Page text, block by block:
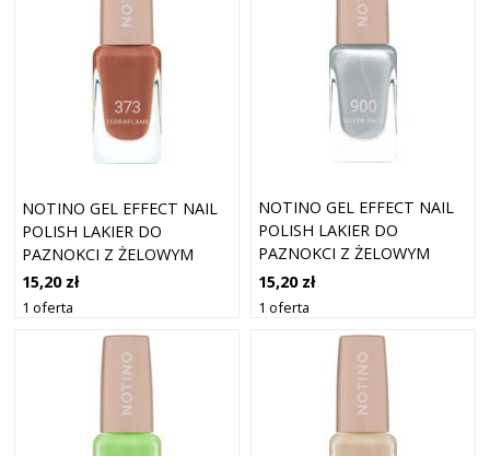
NOTINO GEL EFFECT NAIL
POLISH LAKIER DO
PAZNOKCI Z ŻELOWYM
EFEKTEM 373 TERRAFLAME
10 ML
15,20 zł
1 oferta
NOTINO GEL EFFECT NAIL
POLISH LAKIER DO
PAZNOKCI Z ŻELOWYM
EFEKTEM 900 SILVER HAZE
10 ML
15,20 zł
1 oferta